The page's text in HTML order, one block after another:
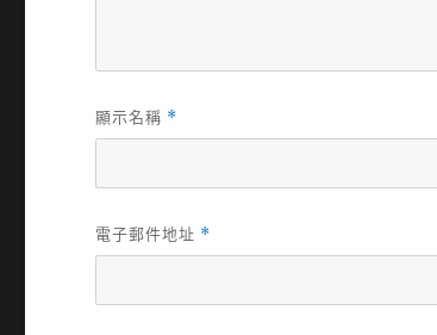
顯示名稱 *
電子郵件地址 *